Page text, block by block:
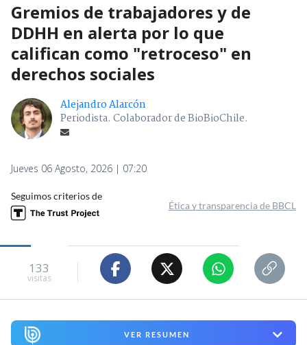
Gremios de trabajadores y de
DDHH en alerta por lo que
califican como "retroceso" en
derechos sociales
Alejandro Alarcón
Periodista. Colaborador de BioBioChile.
Jueves 06 Agosto, 2026 | 07:20
Seguimos criterios de
Ética y transparencia de BBCL
133
visitas
VER RESUMEN